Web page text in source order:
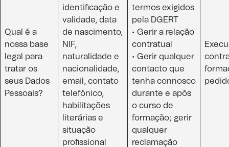
Qual é a
nossa base
legal para
tratar os
seus Dados
Pessoais?​
identificação e
validade, data
de nascimento,
NIF,
naturalidade e
nacionalidade,
email, contato
telefónico,
habilitações
literárias e
situação
profissional​
termos exigidos
pela DGERT
• Gerir a relação
contratual
• Gerir qualquer
contacto que
tenha connosco
durante e após
o curso de
formação; gerir
qualquer
reclamação